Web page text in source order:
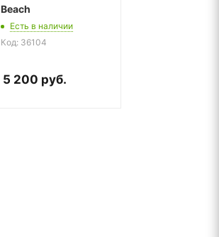
Beach
Есть в наличии
Код: 36104
5 200 руб.